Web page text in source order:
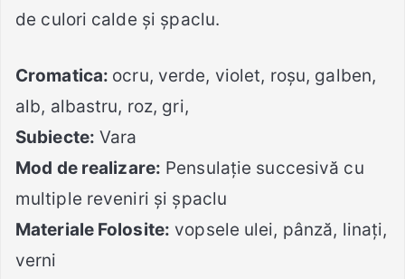
de culori calde și șpaclu.
Cromatica: ocru, verde, violet, roșu, galben,
alb, albastru, roz, gri,
Subiecte: Vara
Mod de realizare: Pensulație succesivă cu
multiple reveniri și șpaclu
Materiale Folosite: vopsele ulei, pânză, linați,
verni